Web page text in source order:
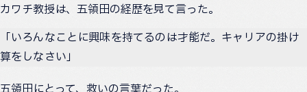
カワチ教授は、五領田の経歴を見て言った。
「いろんなことに興味を持てるのは才能だ。キャリアの掛け
算をしなさい」